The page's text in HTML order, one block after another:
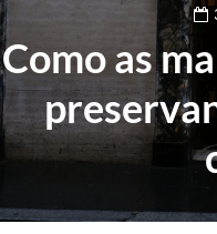
Como as